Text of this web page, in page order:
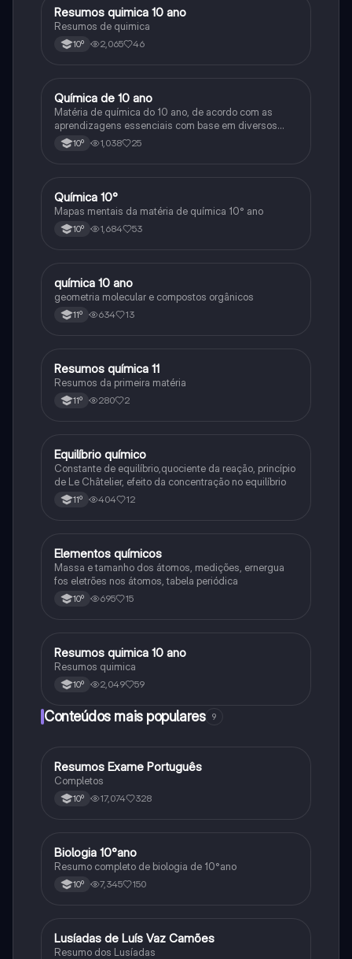
Química
Resumos quimica 10 ano
Resumos de quimica
10º 2,065 46
Química
Química de 10 ano
Matéria de química do 10 ano, de acordo com as
aprendizagens essenciais com base em diversos
recursos de modo a ser o mais completo possível.
Espero que isto ajude outros tanto quanto me ajudou a
10º 1,038 25
Química
Química 10°
Mapas mentais da matéria de química 10° ano
10º 1,684 53
Química
química 10 ano
geometria molecular e compostos orgânicos
11º 634 13
Química
Resumos química 11
Resumos da primeira matéria
11º 280 2
Química
Equilíbrio químico
Constante de equilíbrio,quociente da reação, princípio
de Le Châtelier, efeito da concentração no equilíbrio
11º 404 12
Química
Elementos químicos
Massa e tamanho dos átomos, medições, ernergua
fos eletrões nos átomos, tabela periódica
10º 695 15
Química
Resumos quimica 10 ano
Resumos quimica
10º 2,049 59
Conteúdos mais populares 9
Português
Resumos Exame Português
Completos
10º 17,074 328
Biologia
Biologia 10°ano
Resumo completo de biologia de 10°ano
10º 7,345 150
Português
Lusíadas de Luís Vaz Camões
Resumo dos Lusíadas